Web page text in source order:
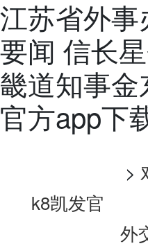
江苏省外
要闻 信长
畿道知事
官方app下
k8凯发官
>
外